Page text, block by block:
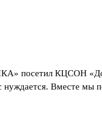
посетил КЦСОН
Вместе мы